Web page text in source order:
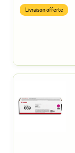
Livraison offerte